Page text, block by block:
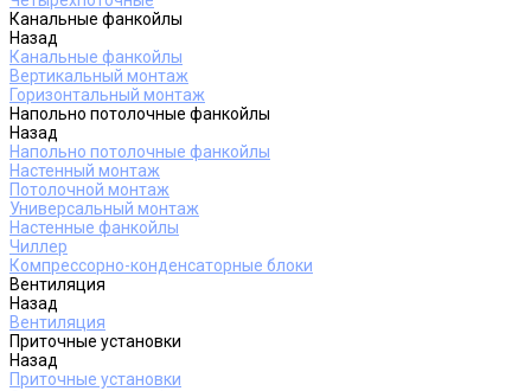
Канальные фанкойлы
Назад
Канальные фанкойлы
Вертикальный монтаж
Горизонтальный монтаж
Напольно потолочные фанкойлы
Назад
Напольно потолочные фанкойлы
Настенный монтаж
Потолочной монтаж
Универсальный монтаж
Настенные фанкойлы
Чиллер
Компрессорно-конденсаторные блоки
Вентиляция
Назад
Вентиляция
Приточные установки
Назад
Приточные установки